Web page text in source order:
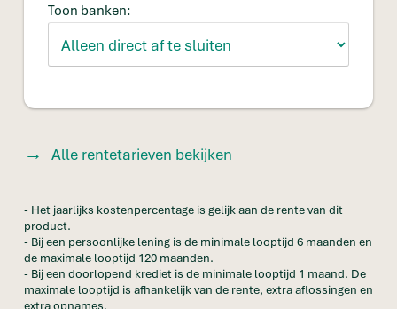
Toon banken:
Alle rentetarieven bekijken
- Het jaarlijks kostenpercentage is gelijk aan de rente van dit
product.
- Bij een persoonlijke lening is de minimale looptijd 6 maanden en
de maximale looptijd 120 maanden.
- Bij een doorlopend krediet is de minimale looptijd 1 maand. De
maximale looptijd is afhankelijk van de rente, extra aflossingen en
extra opnames.